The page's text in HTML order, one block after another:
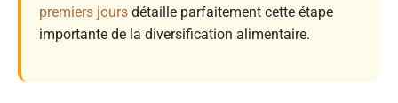
premiers jours détaille parfaitement cette étape
importante de la diversification alimentaire.